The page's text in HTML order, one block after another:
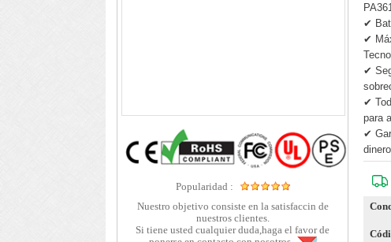
Popularidad :
Nuestro objetivo consiste en la satisfaccin de
nuestros clientes.
Si tiene usted cualquier duda,haga el favor de
✔
✔
✔
✔
para
✔
dinero